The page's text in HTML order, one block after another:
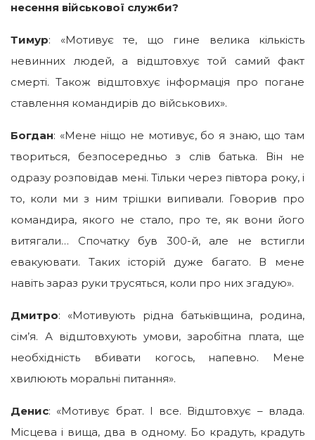
несення військової служби?
Тимур: «Мотивує те, що гине велика кількість
невинних людей, а відштовхує той самий факт
смерті. Також відштовхує інформація про погане
ставлення командирів до військових».
Богдан: «Мене ніщо не мотивує, бо я знаю, що там
твориться, безпосередньо з слів батька. Він не
одразу розповідав мені. Тільки через півтора року, і
то, коли ми з ним трішки випивали. Говорив про
командира, якого не стало, про те, як вони його
витягали… Спочатку був 300-й, але не встигли
евакуювати. Таких історій дуже багато. В мене
навіть зараз руки трусяться, коли про них згадую».
Дмитро: «Мотивують рідна батьківщина, родина,
сім’я. А відштовхують умови, заробітна плата, ще
необхідність вбивати когось, напевно. Мене
хвилюють моральні питання».
Денис: «Мотивує брат. І все. Відштовхує – влада.
Місцева і вища, два в одному. Бо крадуть, крадуть